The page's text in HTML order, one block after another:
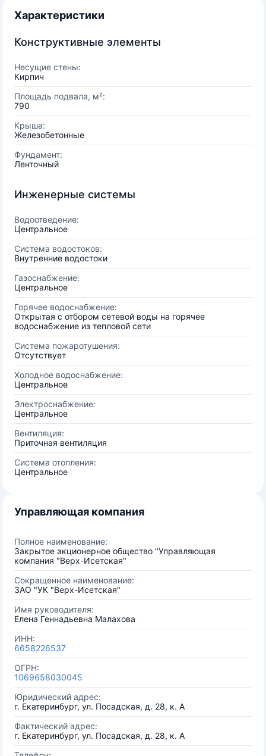
Характеристики
Конструктивные элементы
Несущие стены:
Кирпич
Площадь подвала, м²:
790
Крыша:
Железобетонные
Фундамент:
Ленточный
Инженерные системы
Водоотведение:
Центральное
Система водостоков:
Внутренние водостоки
Газоснабжение:
Центральное
Горячее водоснабжение:
Открытая с отбором сетевой воды на горячее
водоснабжение из тепловой сети
Система пожаротушения:
Отсутствует
Холодное водоснабжение:
Центральное
Электроснабжение:
Центральное
Вентиляция:
Приточная вентиляция
Система отопления:
Центральное
Управляющая компания
Полное наименование:
Закрытое акционерное общество "Управляющая
компания "Верх-Исетская"
Сокращенное наименование:
ЗАО "УК "Верх-Исетская"
Имя руководителя:
Елена Геннадьевна Малахова
ИНН:
6658226537
ОГРН:
1069658030045
Юридический адрес:
г. Екатеринбург, ул. Посадская, д. 28, к. А
Фактический адрес:
г. Екатеринбург, ул. Посадская, д. 28, к. А